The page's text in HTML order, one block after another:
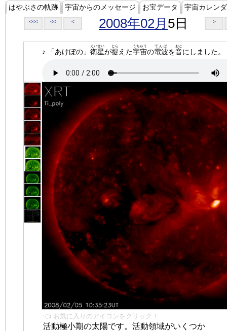
はやぶさの軌跡 宇宙からのメッセージ お宝データ 宇宙カレン
<<< << < 2008年02月 5日 >
♪ 「あけぼの」 衛星
えいせい
が捉
とら
えた宇宙
うちゅう
の電波
でんぱ
を音
おと
にしました。
👈 お気に入りのアイコンをクリック！
活動極小期の太陽です。活動領域がいくつか